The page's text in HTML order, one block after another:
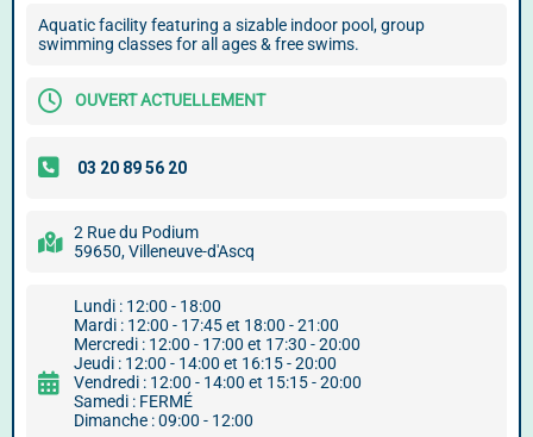
Aquatic facility featuring a sizable indoor pool, group
swimming classes for all ages & free swims.
OUVERT ACTUELLEMENT
2 Rue du Podium
59650, Villeneuve-d'Ascq
Lundi : 12:00 - 18:00
Mardi : 12:00 - 17:45 et 18:00 - 21:00
Mercredi : 12:00 - 17:00 et 17:30 - 20:00
Jeudi : 12:00 - 14:00 et 16:15 - 20:00
Vendredi : 12:00 - 14:00 et 15:15 - 20:00
Samedi : FERMÉ
Dimanche : 09:00 - 12:00